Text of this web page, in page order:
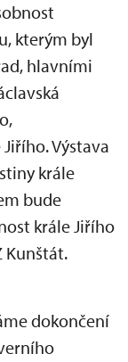
kterým byl
hlavními
Výstava
krále
bude
krále Jiřího
Kunštát.
dokončení